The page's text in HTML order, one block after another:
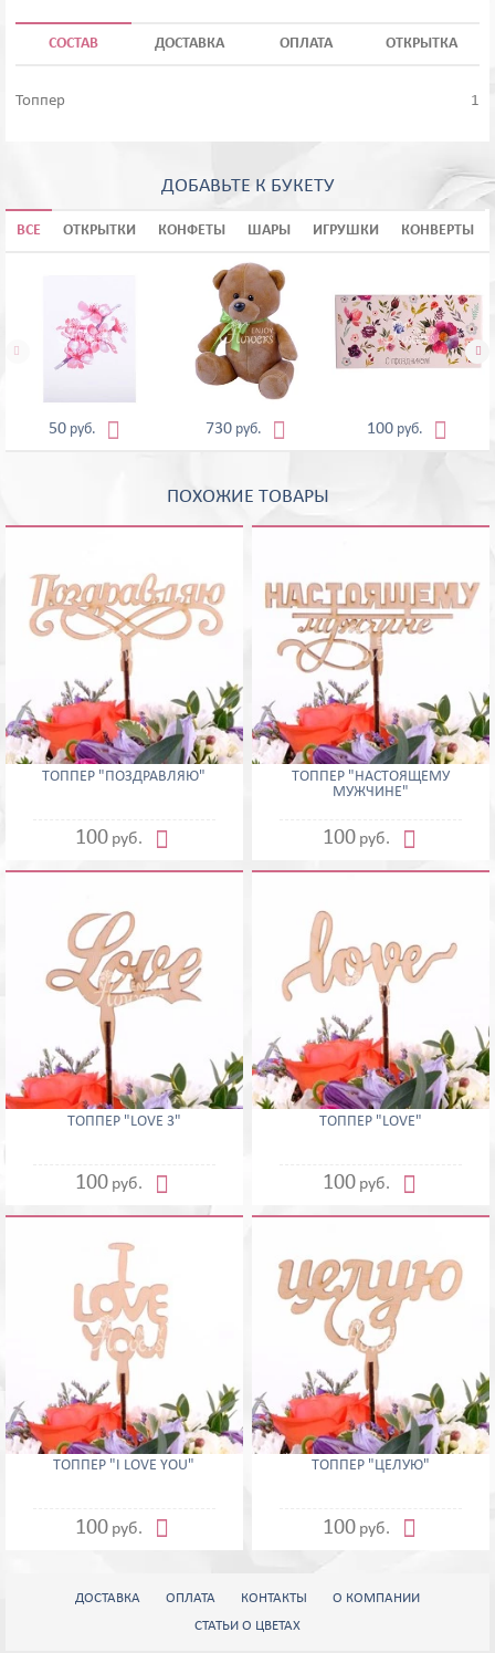
СОСТАВ ДОСТАВКА ОПЛАТА ОТКРЫТКА
Топпер 1
ДОБАВЬТЕ К БУКЕТУ
ВСЕ ОТКРЫТКИ КОНФЕТЫ ШАРЫ ИГРУШКИ КОНВЕРТЫ
50 руб.  730 руб.  100 руб. 
 
ПОХОЖИЕ ТОВАРЫ
ТОППЕР "ПОЗДРАВЛЯЮ"
100 руб. 
ТОППЕР "НАСТОЯЩЕМУ
МУЖЧИНЕ"
100 руб. 
ТОППЕР "LOVE 3"
100 руб. 
ТОППЕР "LOVE"
100 руб. 
ТОППЕР "I LOVE YOU"
100 руб. 
ТОППЕР "ЦЕЛУЮ"
100 руб. 
ДОСТАВКА ОПЛАТА КОНТАКТЫ
О КОМПАНИИ
СТАТЬИ О ЦВЕТАХ